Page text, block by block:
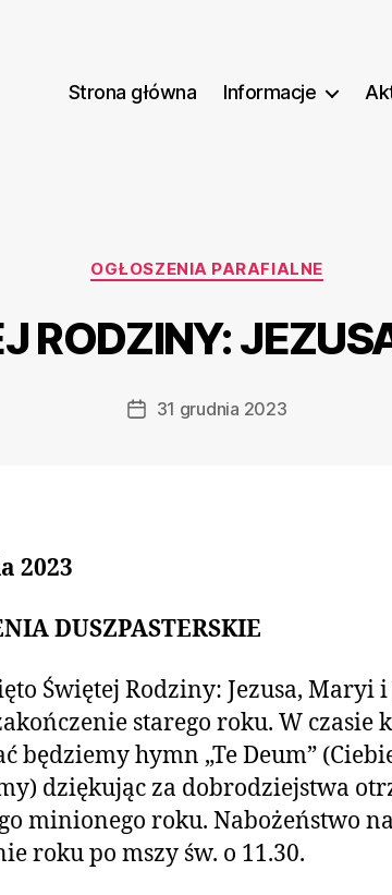
Strona główna Informacje
Kategorie
OGŁOSZENIA PARAFIALNE
RODZINY:
Data31 grudnia 2023
2023
DUSZPASTERSKIE
Świętej Rodziny: Jezusa, Maryi i
starego roku. W czasie
będziemy hymn „Te Deum”
dziękując za dobrodziejstwa
minionego roku. Nabożeństwo na
roku po mszy św. o 11.30.